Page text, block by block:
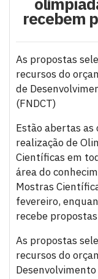
recebem
As propostas
recursos do
de
(FNDCT)
Estão abertas as
realização de
Científicas em
área do
Mostras
fevereiro,
recebe
As propostas
recursos do